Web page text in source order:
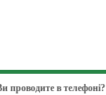
проводите в телефоні?